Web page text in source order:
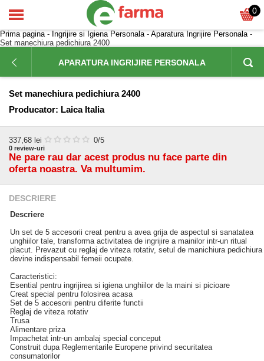
0
Prima pagina- Ingrijire si Igiena Personala- Aparatura Ingrijire Personala-
Set manechiura pedichiura 2400
APARATURA INGRIJIRE PERSONALA
Set manechiura pedichiura 2400
Producator: Laica Italia
337,68 lei 0/5
0 review-uri
Ne pare rau dar acest produs nu face parte din
oferta noastra. Va multumim.
DESCRIERE
Descriere
Un set de 5 accesorii creat pentru a avea grija de aspectul si sanatatea
unghiilor tale, transforma activitatea de ingrijire a mainilor intr-un ritual
placut. Prevazut cu reglaj de viteza rotativ, setul de manichiura pedichiura
devine indispensabil femeii ocupate.
Caracteristici:
Esential pentru ingrijirea si igiena unghiilor de la maini si picioare
Creat special pentru folosirea acasa
Set de 5 accesorii pentru diferite functii
Reglaj de viteza rotativ
Trusa
Alimentare priza
Impachetat intr-un ambalaj special conceput
Construit dupa Reglementarile Europene privind securitatea
consumatorilor